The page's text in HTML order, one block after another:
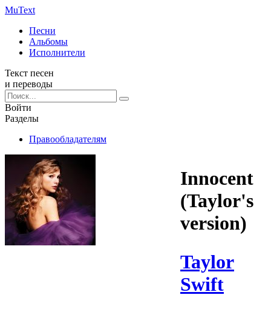
MuText
Песни
Альбомы
Исполнители
Текст песен
и переводы
Войти
Разделы
Правообладателям
Innocent
(Taylor's
version)
Taylor
Swift